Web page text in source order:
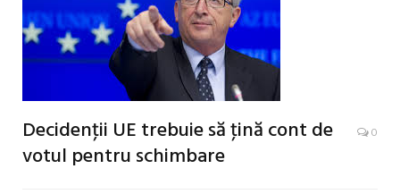
Decidenţii UE trebuie să ţină cont de
votul pentru schimbare
0